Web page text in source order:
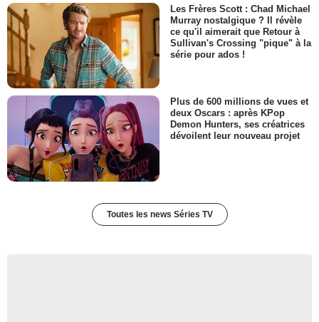
Les Frères Scott : Chad Michael
Murray nostalgique ? Il révèle
ce qu'il aimerait que Retour à
Sullivan's Crossing "pique" à la
série pour ados !
Plus de 600 millions de vues et
deux Oscars : après KPop
Demon Hunters, ses créatrices
dévoilent leur nouveau projet
Toutes les news Séries TV